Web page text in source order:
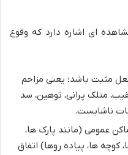
ای اشاره دارد که وقوع
مثبت باشد؛ یعنی مزاحم
متلک پرانی، توهین، سد
ناشایست.
عمومی (مانند پارک ها،
کوچه ها، پیاده روها) اتفاق